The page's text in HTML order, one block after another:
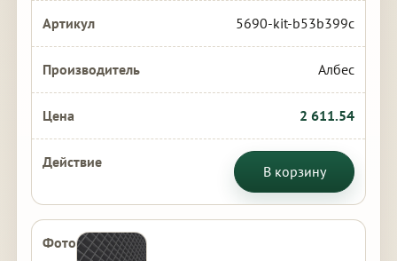
5690-kit-b53b399c
Албес
2 611.54
В корзину